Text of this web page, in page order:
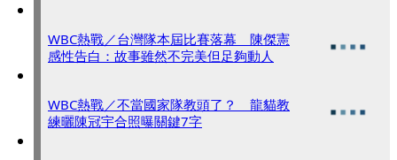
WBC熱戰／台灣隊本屆比賽落幕 陳傑憲
感性告白：故事雖然不完美但足夠動人
WBC熱戰／不當國家隊教頭了？ 龍貓教
練曬陳冠宇合照曝關鍵7字